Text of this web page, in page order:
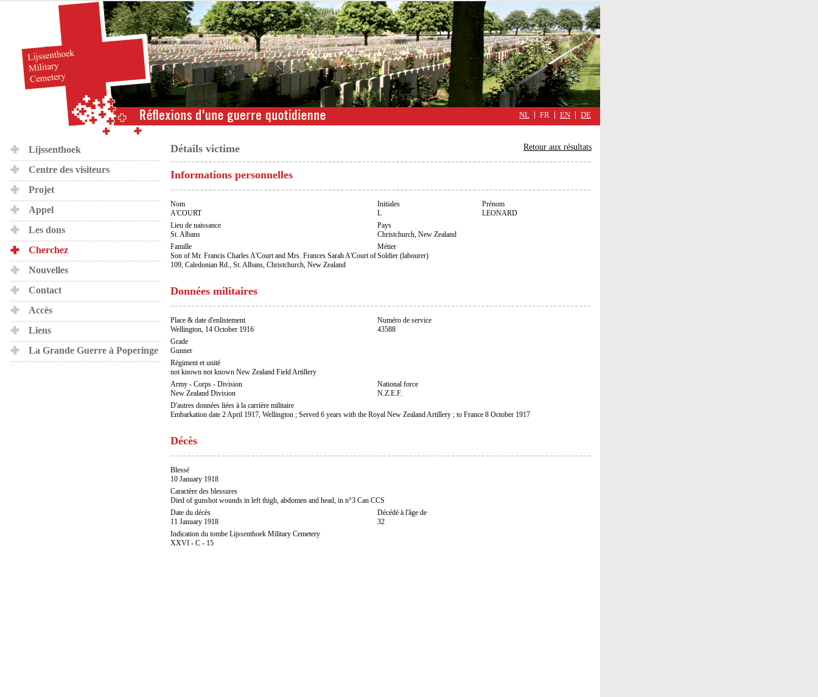
military
cimmetary,
Réflexions
d'une
quotidienne
NL FR EN DE
Lijssenthoek
Centre des visiteurs
Projet
Appel
Les dons
Cherchez
Nouvelles
Contact
Accès
Liens
La Grande Guerre à Poperinge
Retour aux résultats
Détails victime
Informations personnelles
Nom
A'COURT
Initiales
L
Prénom
LEONARD
Lieu de naissance
St. Albans
Pays
Christchurch, New Zealand
Famille
Son of Mr. Francis Charles A'Court and Mrs. Frances Sarah A'Court of
109, Caledonian Rd., St. Albans, Christchurch, New Zealand
Métier
Soldier (labourer)
Données militaires
Place & date d'enlistement
Wellington, 14 October 1916
Numéro de service
43588
Grade
Gunner
Régiment et unité
not known not known New Zealand Field Artillery
Army - Corps - Division
New Zealand Division
National force
N.Z.E.F.
D'autres données liées à la carrière militaire
Embarkation date 2 April 1917, Wellington ; Served 6 years with the Royal New Zealand Artillery ; to France 8 October 1917
Décès
Blessé
10 January 1918
Caractère des blessures
Died of gunshot wounds in left thigh, abdomen and head, in n°3 Can CCS
Date du décès
11 January 1918
Décédé à l'âge de
32
Indication du tombe Lijssenthoek Military Cemetery
XXVI - C - 15